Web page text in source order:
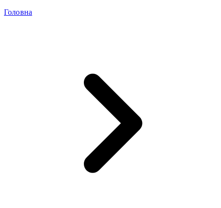
Головна